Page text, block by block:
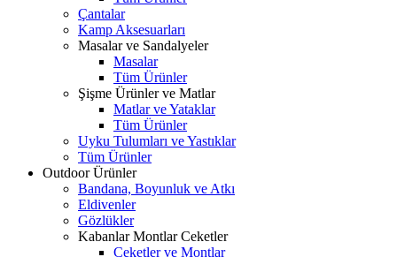
Çantalar
Kamp Aksesuarları
Masalar ve Sandalyeler
Masalar
Tüm Ürünler
Şişme Ürünler ve Matlar
Matlar ve Yataklar
Tüm Ürünler
Uyku Tulumları ve Yastıklar
Tüm Ürünler
Outdoor Ürünler
Bandana, Boyunluk ve Atkı
Eldivenler
Gözlükler
Kabanlar Montlar Ceketler
Ceketler ve Montlar